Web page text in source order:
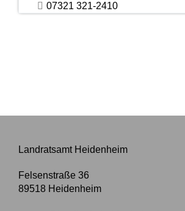
07321 321-2410
Landratsamt Heidenheim
Felsenstraße 36
89518 Heidenheim